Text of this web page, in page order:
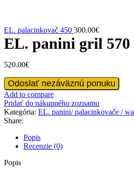
EL. palacinkovač 450 300.00€
EL. panini gril 570
520.00€
množstvo
EL.
panini
gril
570
Odoslať nezáväznú ponuku
Add to compare
Pridať do nákupného zoznamu
Kategória: EL. panini/ palacinkovače /
Share:
Popis
Recenzie (0)
Popis